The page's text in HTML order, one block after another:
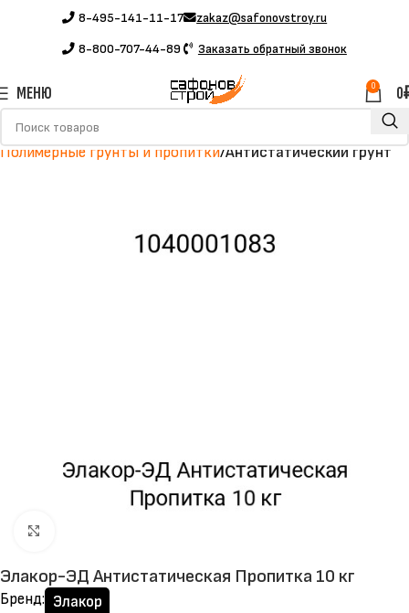
8-495-141-11-17
8-800-707-44-89
zakaz@safonovstroy.ru
Заказать обратный звонок
МЕНЮ 0 0
Главная Каталог
Полимерные грунты и пропитки Антистатический грунт
Элакор-ЭД Антистатическая Пропитка 10 кг
Бренд: Элакор